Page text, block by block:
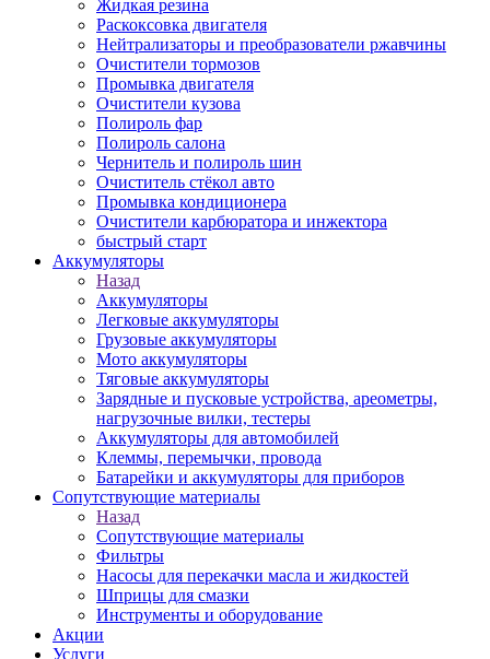
Жидкая резина
Раскоксовка двигателя
Нейтрализаторы и преобразователи ржавчины
Очистители тормозов
Промывка двигателя
Очистители кузова
Полироль фар
Полироль салона
Чернитель и полироль шин
Очиститель стёкол авто
Промывка кондиционера
Очистители карбюратора и инжектора
быстрый старт
Аккумуляторы
Назад
Аккумуляторы
Легковые аккумуляторы
Грузовые аккумуляторы
Мото аккумуляторы
Тяговые аккумуляторы
Зарядные и пусковые устройства, ареометры,
нагрузочные вилки, тестеры
Аккумуляторы для автомобилей
Клеммы, перемычки, провода
Батарейки и аккумуляторы для приборов
Сопутствующие материалы
Назад
Сопутствующие материалы
Фильтры
Насосы для перекачки масла и жидкостей
Шприцы для смазки
Инструменты и оборудование
Акции
Услуги